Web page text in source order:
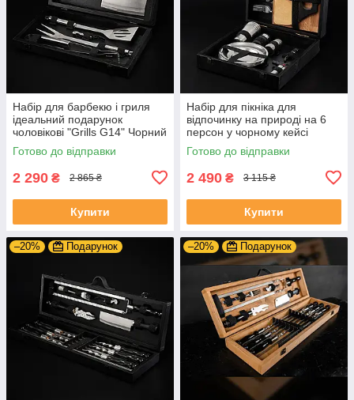
Набір для барбекю і гриля
ідеальний подарунок
чоловікові "Grills G14" Чорний
| 19 предметів + Гравіювання
на замовлення
Готово до відправки
2 290 ₴ 2 865 ₴
Купити
Набір для пікніка для
відпочинку на природі на 6
персон у чорному кейсі
Готово до відправки
2 490 ₴ 3 115 ₴
Купити
–20% Подарунок –20% Подарунок